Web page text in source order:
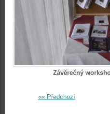
Závěrečný
«« Předchozí